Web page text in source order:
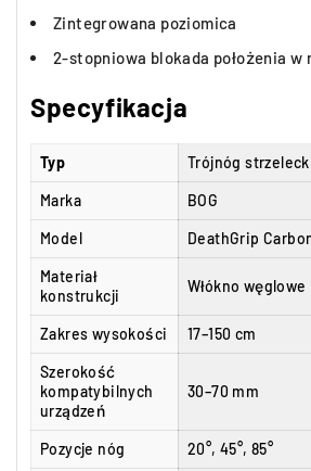
Zintegrowana poziomica
2-stopniowa blokada położenia w
Specyfikacja
Typ Trójnóg
Marka BOG
Model DeathGrip
Materiał
konstrukcji
Włókno węglowe
Zakres wysokości 17–150 cm
Szerokość
kompatybilnych
urządzeń
30–70 mm
Pozycje nóg 20°, 45°, 85°